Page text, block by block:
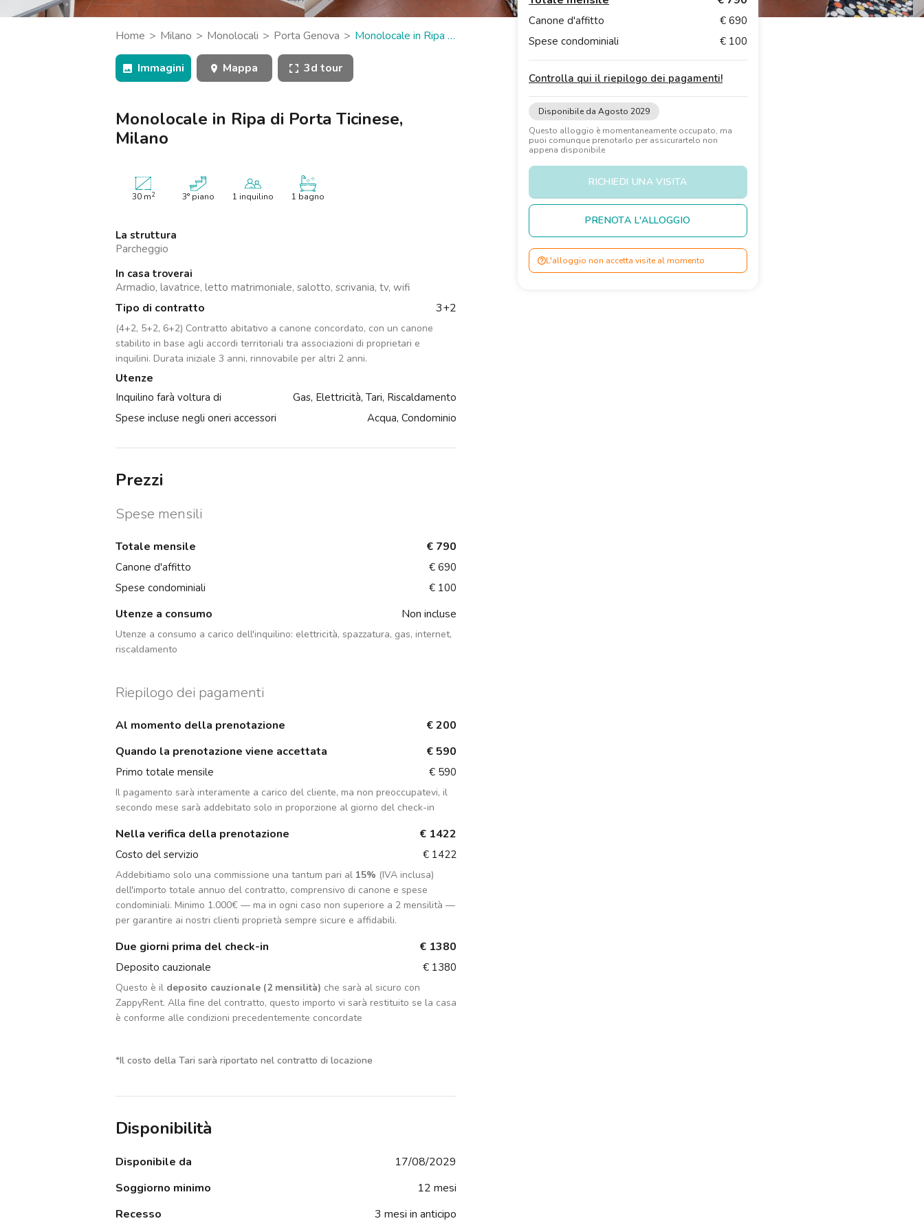
Catania
Padova
Home Milano Monolocali Porta Genova
Monolocale in Ripa di
Porta Ticinese, Milano
Immagini
Mappa 3d tour
Monolocale in Ripa di Porta Ticinese,
Milano
30m2 3° piano 1 inquilino 1 bagno
La struttura
Parcheggio
In casa troverai
Armadio, lavatrice, letto matrimoniale, salotto, scrivania, tv, wifi
Tipo di contratto 3+2
(4+2, 5+2, 6+2) Contratto abitativo a canone concordato, con un canone
stabilito in base agli accordi territoriali tra associazioni di proprietari e
inquilini. Durata iniziale 3 anni, rinnovabile per altri 2 anni.
Utenze
Inquilino farà voltura di
Gas, Elettricità, Tari, Riscaldamento
Spese incluse negli oneri accessori
Acqua, Condominio
Prezzi
Spese mensili
Totale mensile € 790
Canone d'affitto
€ 690
Spese condominiali
€ 100
Utenze a consumo Non incluse
Utenze a consumo a carico dell'inquilino: elettricità, spazzatura, gas, internet,
riscaldamento
Riepilogo dei pagamenti
Al momento della prenotazione
€ 200
Quando la prenotazione viene accettata
€ 590
Primo totale mensile € 590
Il pagamento sarà interamente a carico del cliente, ma non preoccupatevi, il
secondo mese sarà addebitato solo in proporzione al giorno del check-in
Nella verifica della prenotazione € 1422
Costo del servizio € 1422
Addebitiamo solo una commissione una tantum pari al 15% (IVA inclusa)
dell'importo totale annuo del contratto, comprensivo di canone e spese
condominiali. Minimo 1.000€ — ma in ogni caso non superiore a 2 mensilità —
per garantire ai nostri clienti proprietà sempre sicure e affidabili.
Due giorni prima del check-in € 1380
Deposito cauzionale € 1380
Questo è il deposito cauzionale (2 mensilità) che sarà al sicuro con
ZappyRent. Alla fine del contratto, questo importo vi sarà restituito se la casa
è conforme alle condizioni precedentemente concordate
*Il costo della Tari sarà riportato nel contratto di locazione
Disponibilità
Disponibile da
17/08/2029
Soggiorno minimo
12 mesi
Recesso
3 mesi in anticipo
Canone d'affitto
€ 690
Spese condominiali
€ 100
Controlla qui il riepilogo dei pagamenti!
Disponibile da Agosto 2029
Questo alloggio è momentaneamente occupato, ma
puoi comunque prenotarlo per assicurartelo non
appena disponibile
RICHIEDI UNA VISITA
PRENOTA L'ALLOGGIO
L'alloggio non accetta visite al momento